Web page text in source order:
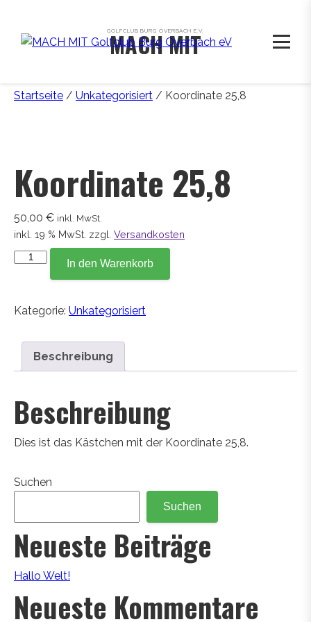
GOLFCLUB BURG OVERBACH E.V.
MACH MIT
Startseite / Unkategorisiert / Koordinate 25,8
Koordinate 25,8
50,00 € inkl. MwSt.
inkl. 19 % MwSt. zzgl. Versandkosten
Koordinate
In den Warenkorb
Kategorie: Unkategorisiert
Beschreibung
Beschreibung
Dies ist das Kästchen mit der Koordinate 25,8.
Suchen
Suchen
Neueste Beiträge
Hallo Welt!
Neueste Kommentare